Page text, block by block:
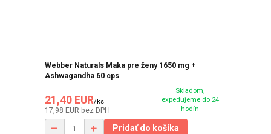
Webber Naturals Maka pre ženy 1650 mg +
Ashwagandha 60 cps
21,40 EUR/ks
17,98 EUR bez DPH
Skladom,
expedujeme do 24
hodín
Pridať do košíka